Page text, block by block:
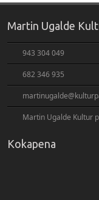
Martin Ugalde
943 304 049
682 346 935
Martin Ugalde Kultur
Kokapena